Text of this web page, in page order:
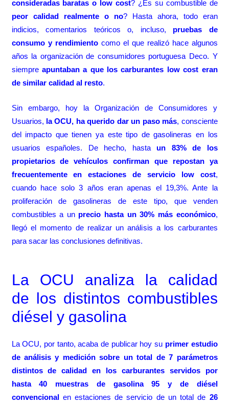
consideradas baratas o low cost? ¿Es su combustible de
peor calidad realmente o no? Hasta ahora, todo eran
indicios, comentarios teóricos o, incluso, pruebas de
consumo y rendimientocomo el que realizó hace algunos
años la organización de consumidores portuguesa Deco. Y
siempre apuntaban a que los carburantes low cost eran
de similar calidad al resto.
Sin embargo, hoy la Organización de Consumidores y
Usuarios, la OCU, ha querido dar un paso más, consciente
del impacto que tienen ya este tipo de gasolineras en los
usuarios españoles. De hecho, hasta un 83% de los
propietarios de vehículos confirman que repostan ya
frecuentemente en estaciones de servicio low cost,
cuando hace solo 3 años eran apenas el 19,3%. Ante la
proliferación de gasolineras de este tipo, que venden
combustibles a un precio hasta un 30% más económico,
llegó el momento de realizar un análisis a los carburantes
para sacar las conclusiones definitivas.
La OCU analiza la calidad
de los distintos combustibles
diésel y gasolina
La OCU, por tanto, acaba de publicar hoy su primer estudio
de análisis y medición sobre un total de 7 parámetros
distintos de calidad en los carburantes servidos por
hasta 40 muestras de gasolina 95 y de diésel
convencionalen estaciones de servicio de un total de 26